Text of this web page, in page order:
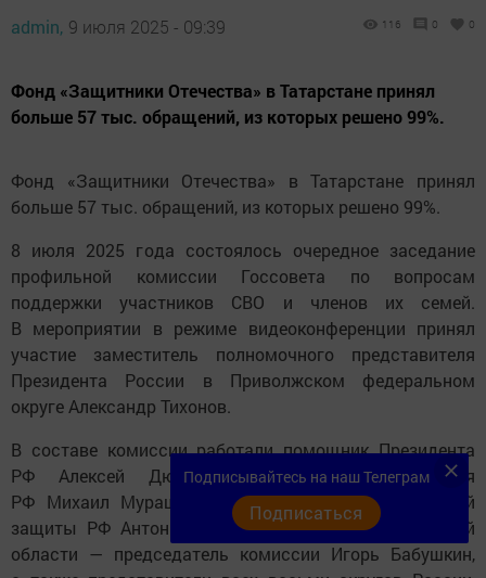
admin, 9 июля 2025 - 09:39 116 0 0
Фонд «Защитники Отечества» в Татарстане принял
больше 57 тыс. обращений, из которых решено 99%.
Фонд «Защитники Отечества» в Татарстане принял
больше 57 тыс. обращений, из которых решено 99%.
8 июля 2025 года состоялось очередное заседание
профильной комиссии Госсовета по вопросам
поддержки участников СВО и членов их семей.
В мероприятии в режиме видеоконференции принял
участие заместитель полномочного представителя
Президента России в Приволжском федеральном
округе Александр Тихонов.
В составе комиссии работали помощник Президента
РФ Алексей Дюмин, Министр здравоохранения
РФ Михаил Мурашко, Министр труда и социальной
защиты РФ Антон Котяков, губернатор Астраханской
области — председатель комиссии Игорь Бабушкин,
Подписывайтесь на наш Телеграм
Подписаться